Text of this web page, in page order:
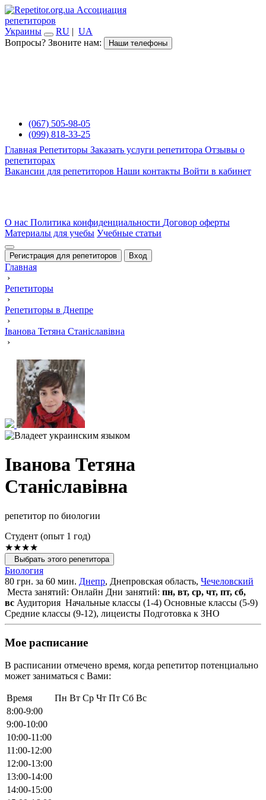
Ассоциация
репетиторов
Украины
RU | UA
Вопросы? Звоните нам:
Наши телефоны
(067) 505-98-05
(099) 818-33-25
Главная Репетиторы Заказать услуги репетитора Отзывы о
репетиторах
Вакансии для репетиторов Наши контакты Войти в кабинет
О нас Политика конфиденциальности Договор оферты
Материалы для учебы Учебные статьи
Регистрация для репетиторов Вход
Главная
›
Репетиторы
›
Репетиторы в Днепре
›
Іванова Тетяна Станіславівна
›
Іванова Тетяна
Станіславівна
репетитор по биологии
Cтудент (опыт 1 год)
★★★★
Выбрать этого репетитора
Биология
80 грн. за 60 мин. Днепр, Днепровская область, Чечеловский
Места занятий: Онлайн Дни занятий: пн, вт, ср, чт, пт, сб,
вс Аудитория Начальные классы (1-4) Основные классы (5-9)
Средние классы (9-12), лицеисты Подготовка к ЗНО
Мое расписание
В расписании отмечено время, когда репетитор потенциально
может заниматься с Вами:
Время Пн Вт Ср Чт Пт Сб Вс
8:00-9:00
9:00-10:00
10:00-11:00
11:00-12:00
12:00-13:00
13:00-14:00
14:00-15:00